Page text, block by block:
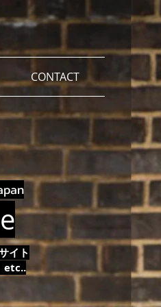
CONTACT
イト
etc..